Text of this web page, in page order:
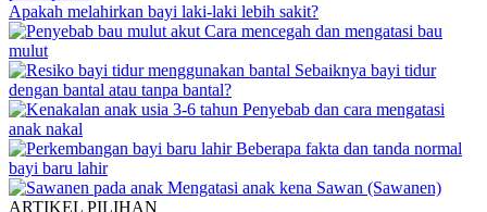
Apakah melahirkan bayi laki-laki lebih sakit?
Cara mencegah dan mengatasi bau
mulut
Sebaiknya bayi tidur
dengan bantal atau tanpa bantal?
Penyebab dan cara mengatasi
anak nakal
Beberapa fakta dan tanda normal
bayi baru lahir
Mengatasi anak kena Sawan (Sawanen)
ARTIKEL PILIHAN